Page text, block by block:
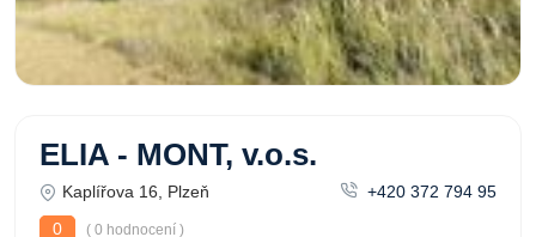
ELIA - MONT, v.o.s.
Kaplířova 16, Plzeň
+420 372 794 95
0
( 0 hodnocení )